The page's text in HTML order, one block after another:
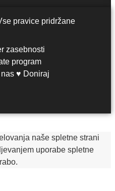
pravice pridržane
zasebnosti
program
♥ Doniraj
naše spletne strani
uporabe spletne